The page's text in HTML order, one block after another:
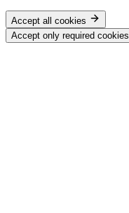
Accept all cookies
Accept only required cookies